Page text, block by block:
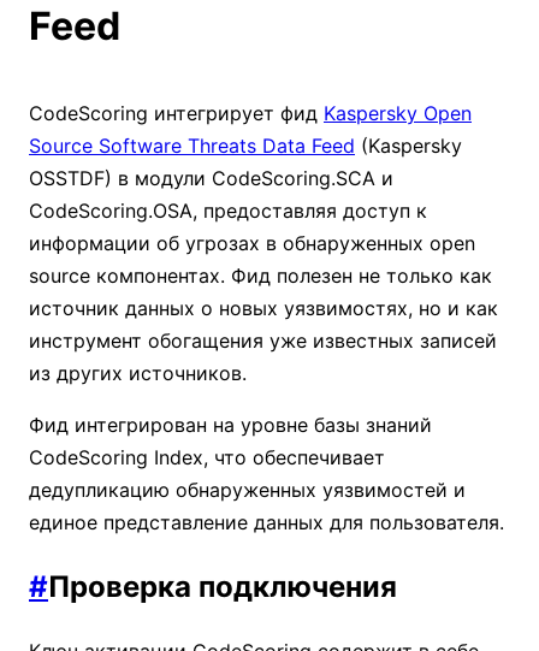
Feed
CodeScoring интегрирует фид Kaspersky Open
Source Software Threats Data Feed (Kaspersky
OSSTDF) в модули CodeScoring.SCA и
CodeScoring.OSA, предоставляя доступ к
информации об угрозах в обнаруженных open
source компонентах. Фид полезен не только как
источник данных о новых уязвимостях, но и как
инструмент обогащения уже известных записей
из других источников.
Фид интегрирован на уровне базы знаний
CodeScoring Index, что обеспечивает
дедупликацию обнаруженных уязвимостей и
единое представление данных для пользователя.
#Проверка подключения